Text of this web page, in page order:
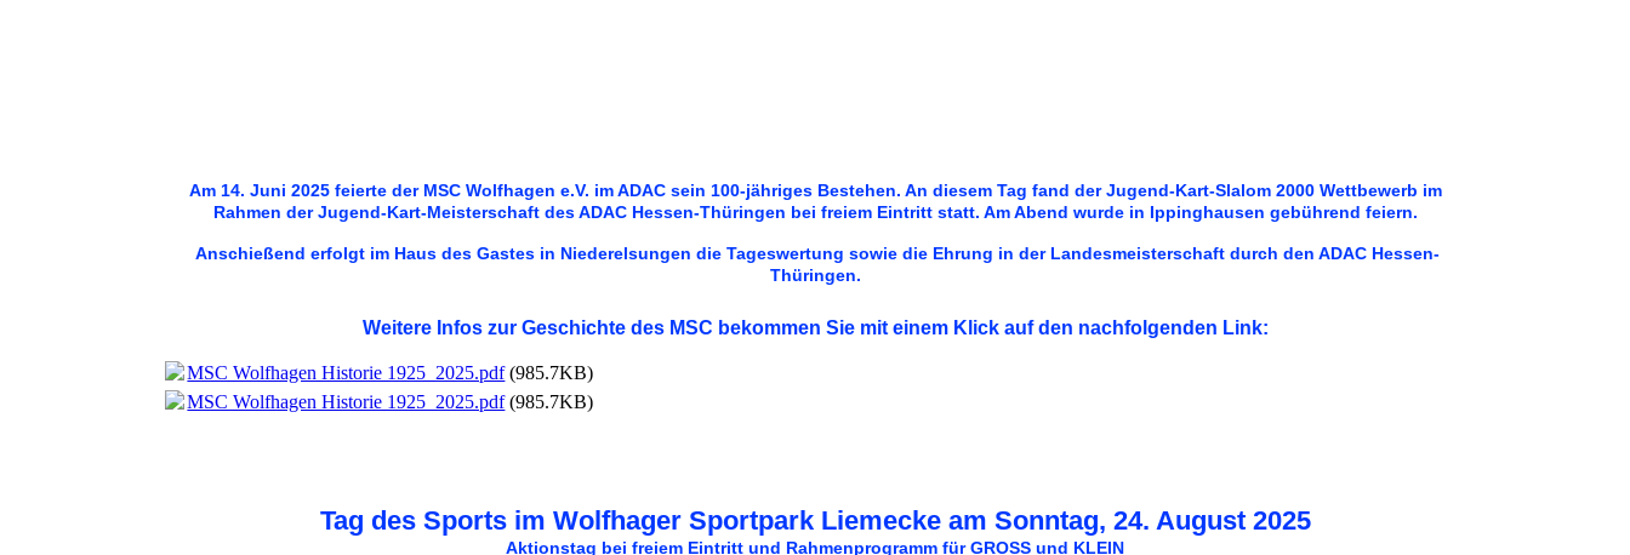
Am 14. Juni 2025 feierte der MSC Wolfhagen e.V. im ADAC sein 100-jähriges Bestehen. An diesem Tag fand der Jugend-Kart-Slalom 2000 Wettbewerb im
Rahmen der Jugend-Kart-Meisterschaft des ADAC Hessen-Thüringen bei freiem Eintritt statt. Am Abend wurde in Ippinghausen gebührend feiern.
Anschießend erfolgt im Haus des Gastes in Niederelsungen die Tageswertung sowie die Ehrung in der Landesmeisterschaft durch den ADAC Hessen-
Thüringen.
Weitere Infos zur Geschichte des MSC bekommen Sie mit einem Klick auf den nachfolgenden Link:
MSC Wolfhagen Historie 1925_2025.pdf(985.7KB)
MSC Wolfhagen Historie 1925_2025.pdf(985.7KB)
Tag des Sports im Wolfhager Sportpark Liemecke am Sonntag, 24. August 2025
Aktionstag bei freiem Eintritt und Rahmenprogramm für GROSS und KLEIN